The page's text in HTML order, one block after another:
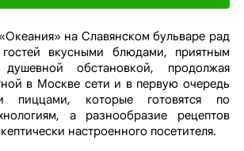
на Славянском бульваре рад
гостей вкусными блюдами, приятным
обстановкой, продолжая
в Москве сети и в первую очередь
пиццами, которые готовятся по
а разнообразие рецептов
настроенного посетителя.